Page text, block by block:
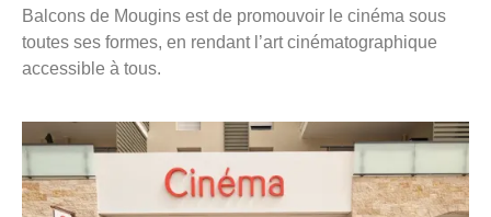
Balcons de Mougins est de promouvoir le cinéma sous
toutes ses formes, en rendant l’art cinématographique
accessible à tous.